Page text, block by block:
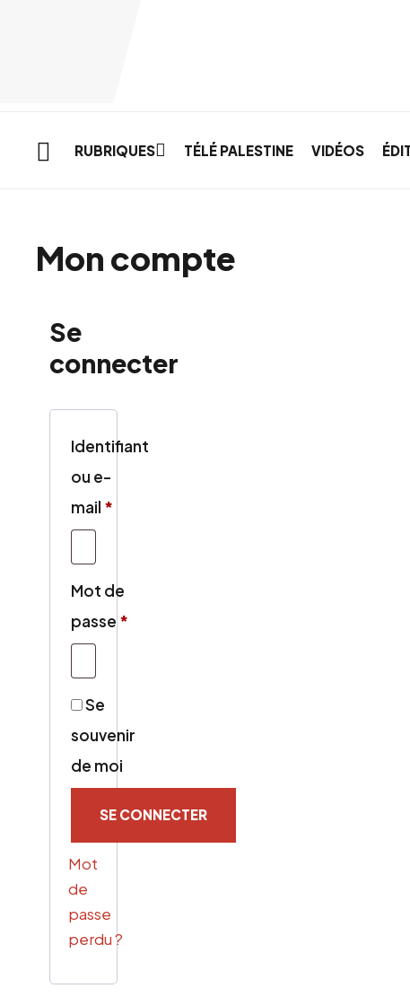
RUBRIQUES TÉLÉ PALESTINE VIDÉOS
Mon compte
Se
connecter
Identifiant
ou e-
mail *
Mot de
passe *
Se
souvenir
de moi
SE CONNECTER
Mot
de
passe
perdu ?